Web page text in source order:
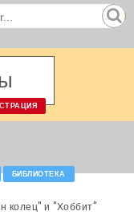
БИБЛИОТЕКА
колец" и "Хоббит"